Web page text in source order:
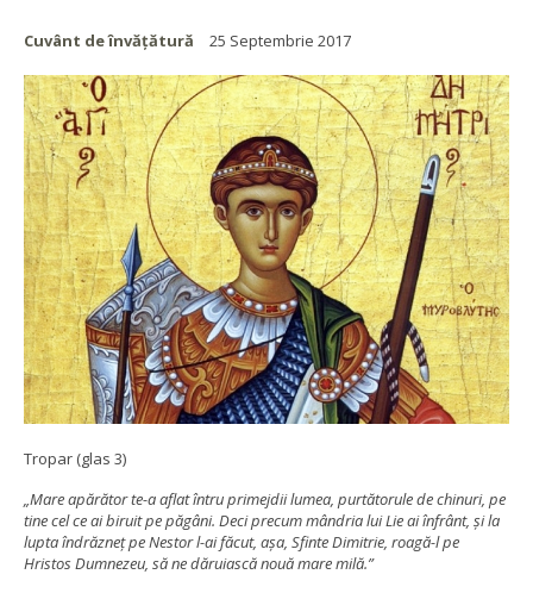
Cuvânt de învățătură 25 Septembrie 2017
Tropar (glas 3)
„Mare apărător te-a aflat întru primejdii lumea, purtătorule de chinuri, pe
tine cel ce ai biruit pe păgâni. Deci precum mândria lui Lie ai înfrânt, și la
lupta îndrăzneț pe Nestor l-ai făcut, așa, Sfinte Dimitrie, roagă-l pe
Hristos Dumnezeu, să ne dăruiască nouă mare milă.”